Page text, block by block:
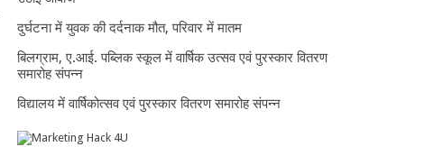
दुर्घटना में युवक की दर्दनाक मौत, परिवार में मातम
बिलग्राम, ए.आई. पब्लिक स्कूल में वार्षिक उत्सव एवं पुरस्कार वितरण
समारोह संपन्न
विद्यालय में वार्षिकोत्सव एवं पुरस्कार वितरण समारोह संपन्न